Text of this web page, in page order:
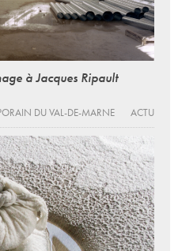
à Jacques Ripault
DU VAL-DE-MARNE
ACTU